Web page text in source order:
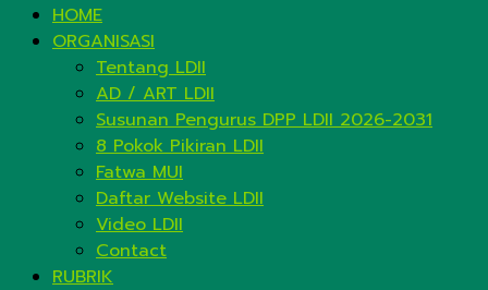
HOME
ORGANISASI
Tentang LDII
AD / ART LDII
Susunan Pengurus DPP LDII 2026-2031
8 Pokok Pikiran LDII
Fatwa MUI
Daftar Website LDII
Video LDII
Contact
RUBRIK